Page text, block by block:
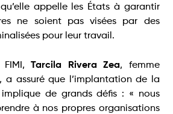
appelle les États à garantir
ne soient pas visées par des
pour leur travail.
FIMI,Tarcila Rivera Zea, femme
a assuré que l’implantation de la
implique de grands défis : « nous
à nos propres organisations